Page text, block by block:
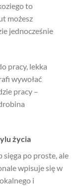
to
możesz
jednocześnie
pracy, lekka
wywołać
pracy –
życia
sięga po proste, ale
wpisuje się w
i